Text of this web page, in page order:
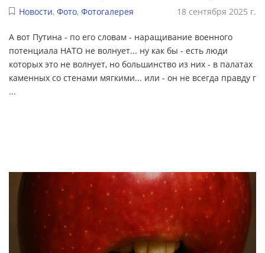
Новости, Фото, Фотогалерея 18 сентября 2025 г.
А вот Путина - по его словам - наращивание военного
потенциала НАТО не волнует... ну как бы - есть люди
которых это не волнует, но большинство из них - в палатах
каменных со стенами мягкими... или - он не всегда правду г
...